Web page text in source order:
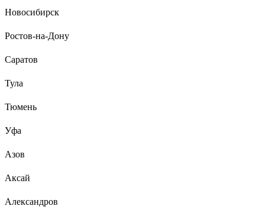
Новосибирск
Ростов-на-Дону
Саратов
Тула
Тюмень
Уфа
Азов
Аксай
Александров